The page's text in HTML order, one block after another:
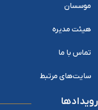
موسسان
هیئت مدیره
تماس با ما
سایت‌های مرتبط
رویدادها